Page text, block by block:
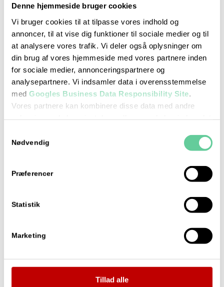
Denne hjemmeside bruger cookies
Vi bruger cookies til at tilpasse vores indhold og
annoncer, til at vise dig funktioner til sociale medier og til
at analysere vores trafik. Vi deler også oplysninger om
din brug af vores hjemmeside med vores partnere inden
for sociale medier, annonceringspartnere og
analysepartnere. Vi indsamler data i overensstemmelse
med Googles Business Data Responsibility Site
Vores partnere kan kombinere disse data med andre
Se Cookie & Privatlivspolitik
Nødvendig
Præferencer
Statistik
Marketing
Tillad alle
Prøveteori
august 10 : 17:00 - 18:00
Prøveteori